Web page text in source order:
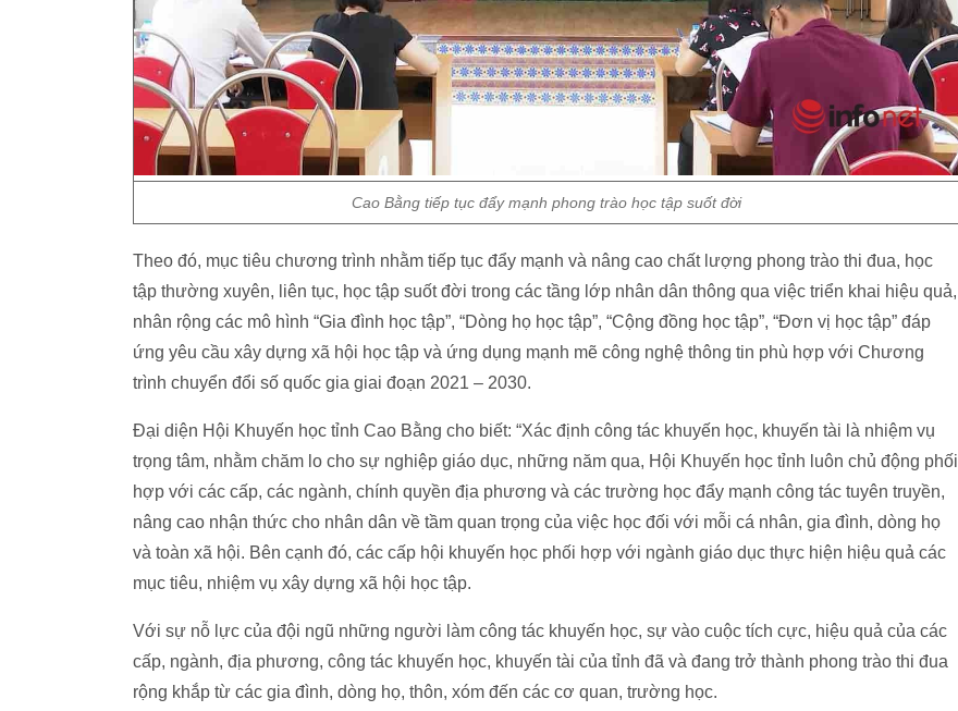
Cao Bằng tiếp tục đẩy mạnh phong trào học tập suốt đời
Theo đó, mục tiêu chương trình nhằm tiếp tục đẩy mạnh và nâng cao chất lượng phong trào thi đua, học
tập thường xuyên, liên tục, học tập suốt đời trong các tầng lớp nhân dân thông qua việc triển khai hiệu quả,
nhân rộng các mô hình “Gia đình học tập”, “Dòng họ học tập”, “Cộng đồng học tập”, “Đơn vị học tập” đáp
ứng yêu cầu xây dựng xã hội học tập và ứng dụng mạnh mẽ công nghệ thông tin phù hợp với Chương
trình chuyển đổi số quốc gia giai đoạn 2021 – 2030.
Đại diện Hội Khuyến học tỉnh Cao Bằng cho biết: “Xác định công tác khuyến học, khuyến tài là nhiệm vụ
trọng tâm, nhằm chăm lo cho sự nghiệp giáo dục, những năm qua, Hội Khuyến học tỉnh luôn chủ động phối
hợp với các cấp, các ngành, chính quyền địa phương và các trường học đẩy mạnh công tác tuyên truyền,
nâng cao nhận thức cho nhân dân về tầm quan trọng của việc học đối với mỗi cá nhân, gia đình, dòng họ
và toàn xã hội. Bên cạnh đó, các cấp hội khuyến học phối hợp với ngành giáo dục thực hiện hiệu quả các
mục tiêu, nhiệm vụ xây dựng xã hội học tập.
Với sự nỗ lực của đội ngũ những người làm công tác khuyến học, sự vào cuộc tích cực, hiệu quả của các
cấp, ngành, địa phương, công tác khuyến học, khuyến tài của tỉnh đã và đang trở thành phong trào thi đua
rộng khắp từ các gia đình, dòng họ, thôn, xóm đến các cơ quan, trường học.